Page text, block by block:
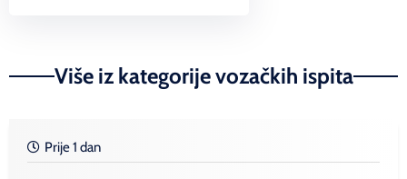
Više iz kategorije vozačkih ispita
Prije 1 dan